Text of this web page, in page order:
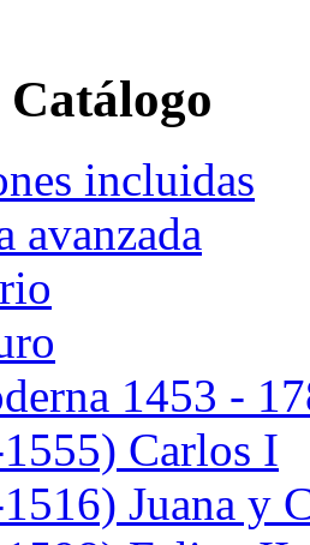
incluidas
avanzada
1453 -
Carlos I
Juana y